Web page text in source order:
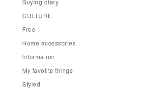
Buying diary
CULTURE
Free
Home accessories
Information
My favolite things
Styled